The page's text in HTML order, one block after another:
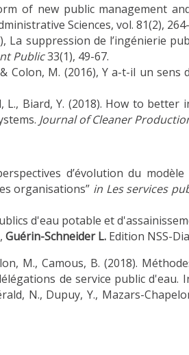
of new public management
Sciences, vol. 81(2),
La suppression de l’ingénierie
Public33(1), 49-67.
Colon, M. (2016), Y a-t-il un
L., Biard, Y. (2018). How to
Journal of Cleaner
d’évolution du
organisations” in Les services
d'eau potable et
Guérin-Schneider L. Edition NSS-
M., Camous, B. (2018).
de service public d'eau.
N., Dupuy, Y., Mazars-